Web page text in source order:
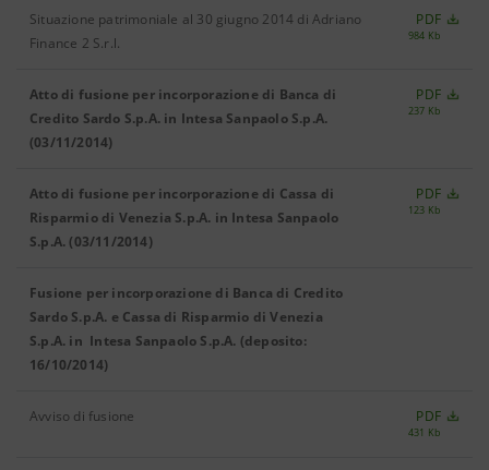
Situazione patrimoniale al 30 giugno 2014 di Adriano
Finance 2 S.r.l.
PDF
984 Kb
Atto di fusione per incorporazione di Banca di
Credito Sardo S.p.A. in Intesa Sanpaolo S.p.A.
(03/11/2014)
PDF
237 Kb
Atto di fusione per incorporazione di Cassa di
Risparmio di Venezia S.p.A. in Intesa Sanpaolo
S.p.A. (03/11/2014)
PDF
123 Kb
Fusione per incorporazione di Banca di Credito
Sardo S.p.A. e Cassa di Risparmio di Venezia
S.p.A. in Intesa Sanpaolo S.p.A. (deposito:
16/10/2014)
Avviso di fusione PDF
431 Kb